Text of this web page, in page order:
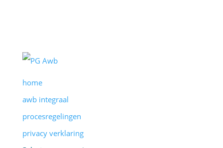
home
awb integraal
procesregelingen
privacy verklaring